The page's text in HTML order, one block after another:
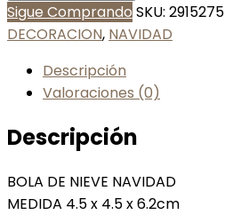
Sigue Comprando SKU: 2915275
DECORACION, NAVIDAD
Descripción
Valoraciones (0)
Descripción
BOLA DE NIEVE NAVIDAD
MEDIDA 4.5 x 4.5 x 6.2cm